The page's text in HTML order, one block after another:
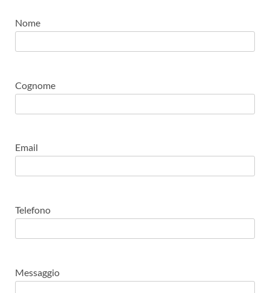
Nome
Cognome
Email
Telefono
Messaggio